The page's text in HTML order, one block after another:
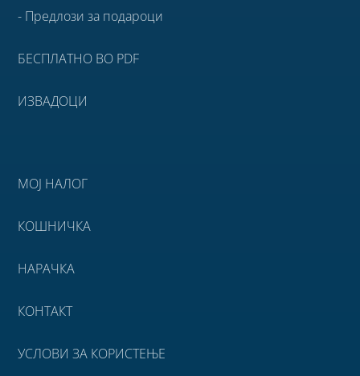
- Предлози за подароци
БЕСПЛАТНО ВО PDF
ИЗВАДОЦИ
МОЈ НАЛОГ
КОШНИЧКА
НАРАЧКА
КОНТАКТ
УСЛОВИ ЗА КОРИСТЕЊЕ